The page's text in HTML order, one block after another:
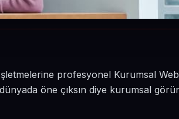
profesyonel Kurumsal Web
öne çıksın diye kurumsal